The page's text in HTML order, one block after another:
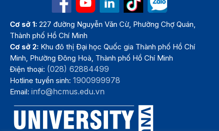
Cơ sở 1: 227 đường Nguyễn Văn Cừ, Phường Chợ Quán,
Thành phố Hồ Chí Minh
Cơ sở 2: Khu đô thị Đại học Quốc gia Thành phố Hồ Chí
Minh, Phường Đông Hoà, Thành phố Hồ Chí Minh
Điện thoại: (028) 62884499
Hotline tuyển sinh:1900999978
Email:info@hcmus.edu.vn